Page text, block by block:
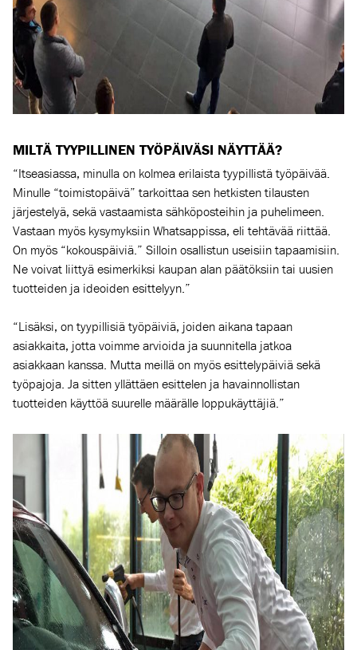
MILTÄ TYYPILLINEN TYÖPÄIVÄSI NÄYTTÄÄ?
“Itseasiassa, minulla on kolmea erilaista tyypillistä työpäivää.
Minulle “toimistopäivä” tarkoittaa sen hetkisten tilausten
järjestelyä, sekä vastaamista sähköposteihin ja puhelimeen.
Vastaan myös kysymyksiin Whatsappissa, eli tehtävää riittää.
On myös “kokouspäiviä.” Silloin osallistun useisiin tapaamisiin.
Ne voivat liittyä esimerkiksi kaupan alan päätöksiin tai uusien
tuotteiden ja ideoiden esittelyyn.”
“Lisäksi, on tyypillisiä työpäiviä, joiden aikana tapaan
asiakkaita, jotta voimme arvioida ja suunnitella jatkoa
asiakkaan kanssa. Mutta meillä on myös esittelypäiviä sekä
työpajoja. Ja sitten yllättäen esittelen ja havainnollistan
tuotteiden käyttöä suurelle määrälle loppukäyttäjiä.”